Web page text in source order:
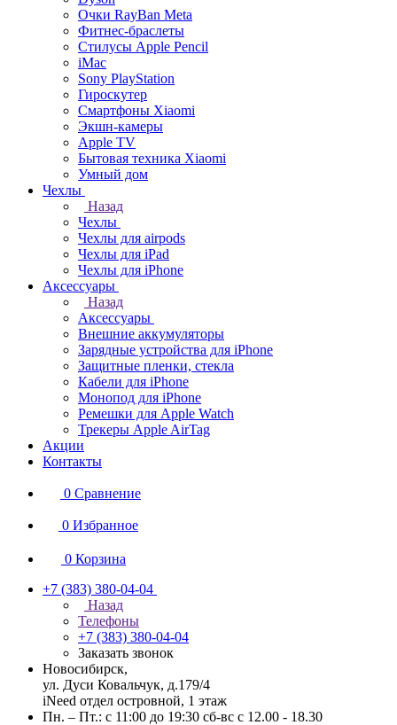
Очки RayBan Meta
Фитнес-браслеты
Стилусы Apple Pencil
iMac
Sony PlayStation
Гироскутер
Смартфоны Xiaomi
Экшн-камеры
Apple TV
Бытовая техника Xiaomi
Умный дом
Чехлы
Назад
Чехлы
Чехлы для airpods
Чехлы для iPad
Чехлы для iPhone
Аксессуары
Назад
Аксессуары
Внешние аккумуляторы
Зарядные устройства для iPhone
Защитные пленки, стекла
Кабели для iPhone
Монопод для iPhone
Ремешки для Apple Watch
Трекеры Apple AirTag
Акции
Контакты
0 Сравнение
0 Избранное
0 Корзина
+7 (383) 380-04-04
Назад
Телефоны
+7 (383) 380-04-04
Заказать звонок
Новосибирск,
ул. Дуси Ковальчук, д.179/4
iNeed отдел островной, 1 этаж
Пн. – Пт.: с 11:00 до 19:30 сб-вс с 12.00 - 18.30